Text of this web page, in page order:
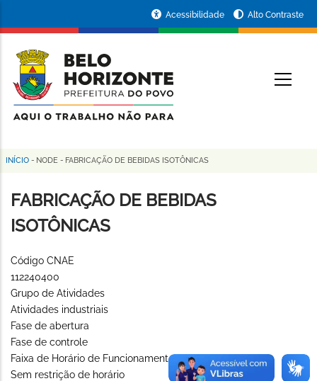
conteúdo
principal
da
Prefeitura
de
Horizonte
Acessibilidade Alto Contraste
Trilha
de
navegação
INÍCIO - NODE - FABRICAÇÃO DE BEBIDAS ISOTÔNICAS
FABRICAÇÃO DE BEBIDAS
ISOTÔNICAS
Código CNAE
112240400
Grupo de Atividades
Atividades industriais
Fase de abertura
Fase de controle
Faixa de Horário de Funcionamento (Long)
Sem restrição de horário